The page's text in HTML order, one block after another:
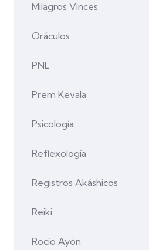
Milagros Vinces
Oráculos
PNL
Prem Kevala
Psicología
Reflexología
Registros Akáshicos
Reiki
Rocío Ayón